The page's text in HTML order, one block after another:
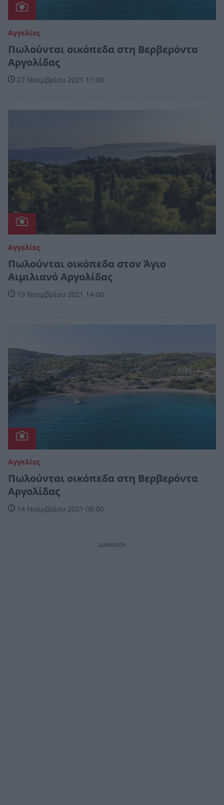
Αγγελίες
Πωλούνται οικόπεδα στη Βερβερόντα
Αργολίδας
27 Νοεμβρίου 2021 11:00
Αγγελίες
Πωλούνται οικόπεδα στον Άγιο
Αιμιλιανό Αργολίδας
19 Νοεμβρίου 2021 14:00
Αγγελίες
Πωλούνται οικόπεδα στη Βερβερόντα
Αργολίδας
14 Νοεμβρίου 2021 08:00